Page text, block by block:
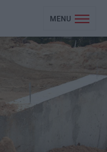
MENU